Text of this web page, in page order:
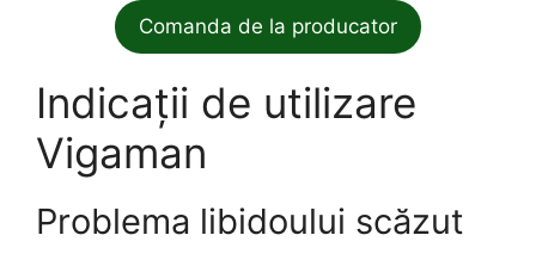
Comanda de la producator
Indicații de utilizare
Vigaman
Problema libidoului scăzut